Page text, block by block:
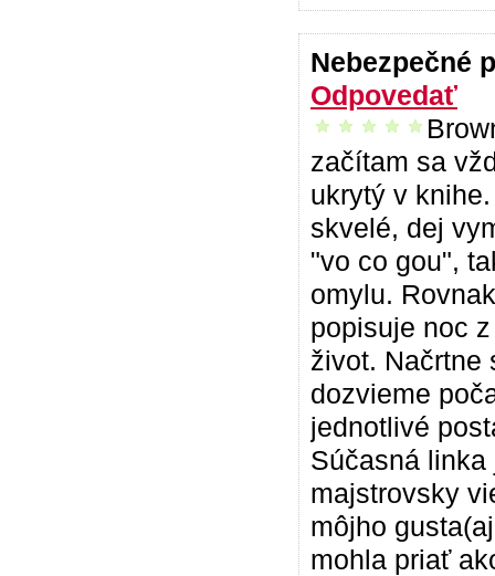
Nebezpečné
Odpovedať
vrelo odporúčam
začítam sa
ukrytý v
skvelé, dej
"vo co gou",
omylu.
popisuje noc
život. Načrtne
dozvieme
jednotlivé
Súčasná
majstrovsky
môjho
mohla priať